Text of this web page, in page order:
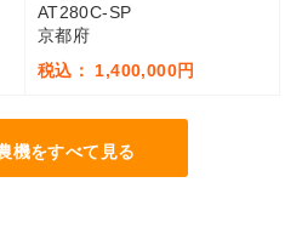
AT280C-SP
京都府
税込： 1,400,000円
機をすべて見る